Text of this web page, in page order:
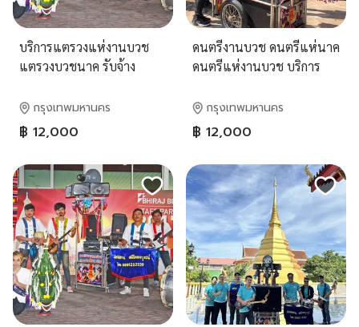
บริการแตรวงแห่งานบวช
แตรวงบวชนาค รับจ้าง
กรุงเทพมหานคร
฿ 12,000
ดนตรีงานบวช ดนตรีแห่นาค
ดนตรีแห่งานบวช บริการ
กรุงเทพฯ
กรุงเทพมหานคร
฿ 12,000